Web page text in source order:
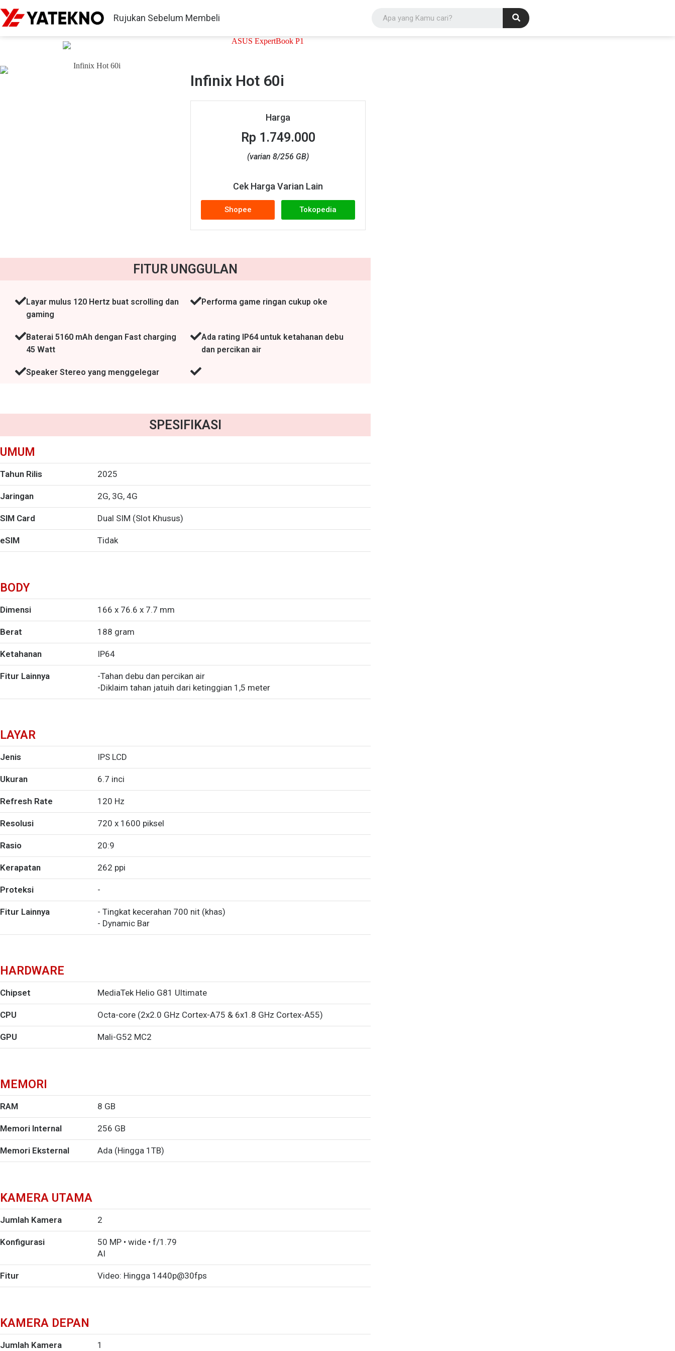
Rujukan Sebelum Membeli
Infinix Hot 60i
Harga
Rp 1.749.000
(varian 8/256 GB)
Cek Harga Varian Lain
Shopee Tokopedia
FITUR UNGGULAN
Layar mulus 120 Hertz buat scrolling dan
gaming
Performa game ringan cukup oke
Baterai 5160 mAh dengan Fast charging
45 Watt
Ada rating IP64 untuk ketahanan debu
dan percikan air
Speaker Stereo yang menggelegar
SPESIFIKASI
UMUM
Tahun Rilis 2025
Jaringan 2G, 3G, 4G
SIM Card Dual SIM (Slot Khusus)
eSIM Tidak
BODY
Dimensi 166 x 76.6 x 7.7 mm
Berat 188 gram
Ketahanan IP64
Fitur Lainnya
-Tahan debu dan percikan air
-Diklaim tahan jatuih dari ketinggian 1,5 meter
LAYAR
Jenis IPS LCD
Ukuran 6.7 inci
Refresh Rate 120 Hz
Resolusi 720 x 1600 piksel
Rasio 20:9
Kerapatan 262 ppi
Proteksi -
Fitur Lainnya
- Tingkat kecerahan 700 nit (khas)
- Dynamic Bar
HARDWARE
Chipset MediaTek Helio G81 Ultimate
CPU Octa-core (2x2.0 GHz Cortex-A75 & 6x1.8 GHz Cortex-A55)
GPU Mali-G52 MC2
MEMORI
RAM 8 GB
Memori Internal 256 GB
Memori Eksternal Ada (Hingga 1TB)
KAMERA UTAMA
Jumlah Kamera 2
Konfigurasi
50 MP • wide • f/1.79
AI
Fitur Video: Hingga 1440p@30fps
KAMERA DEPAN
Jumlah Kamera 1